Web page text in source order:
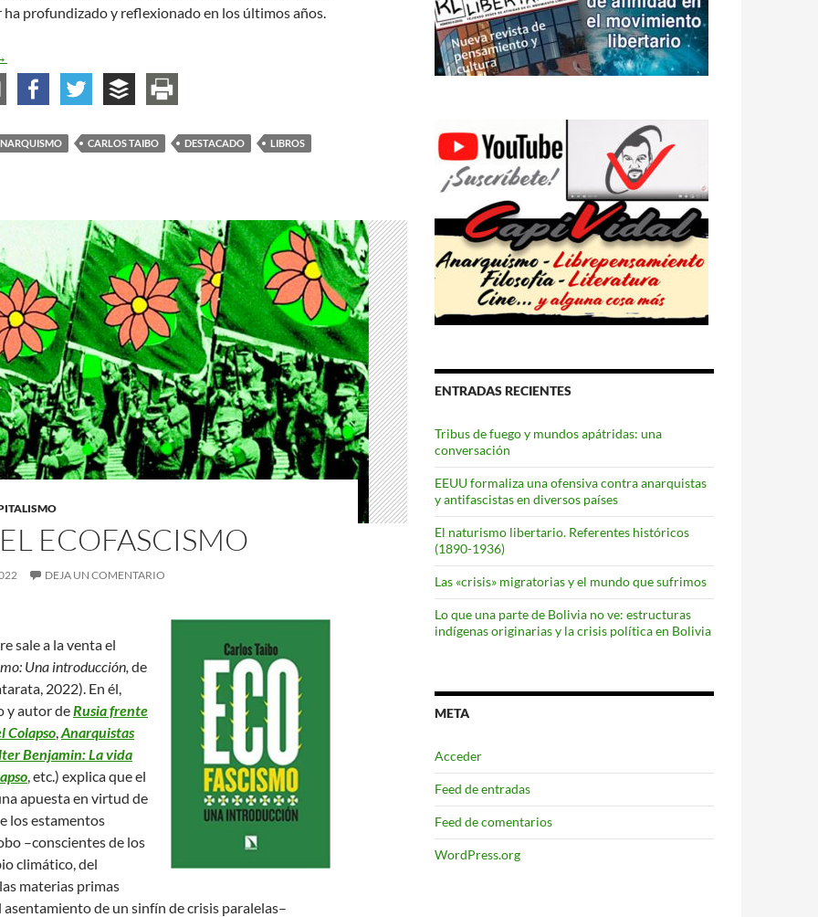
ha profundizado y reflexionado en los últimos años.
las Utopías
CARLOS TAIBO DESTACADO
LIBROS
ECOFASCISMO
DEJA UN COMENTARIO
sale a la venta el
Una introducción, de
2022). En él,
y autor deRusia frente
Colapso,Anarquistas
Benjamin: La vida
, etc.) explica que el
apuesta en virtud de
los estamentos
–conscientes de los
climático, del
materias primas
asentamiento de un sinfín de crisis paralelas–
ENTRADAS RECIENTES
Tribus de fuego y mundos apátridas: una
conversación
EEUU formaliza una ofensiva contra anarquistas
y antifascistas en diversos países
El naturismo libertario. Referentes históricos
(1890-1936)
Las «crisis» migratorias y el mundo que sufrimos
Lo que una parte de Bolivia no ve: estructuras
indígenas originarias y la crisis política en Bolivia
META
Acceder
Feed de entradas
Feed de comentarios
WordPress.org